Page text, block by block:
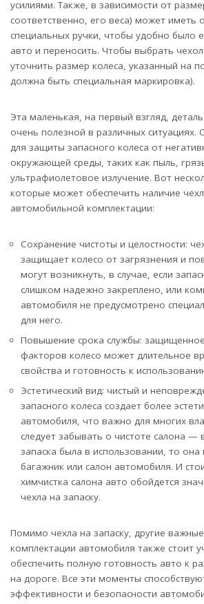
усилиями. Также, в зависимости от
соответственно, его веса) может иметь
специальных ручки, чтобы удобно было
авто и переносить. Чтобы выбрать
уточнить размер колеса, указанный на
должна быть специальная маркировка).
Эта маленькая, на первый взгляд,
очень полезной в различных ситуациях.
для защиты запасного колеса от
окружающей среды, таких как пыль,
ультрафиолетовое излучение. Вот
которые может обеспечить наличие
автомобильной комплектации:
Сохранение чистоты и целостности:
защищает колесо от загрязнения и
могут возникнуть, в случае, если
слишком надежно закреплено, или
автомобиля не предусмотрено
для него.
Повышение срока службы:
факторов колесо может длительное
свойства и готовность к
Эстетический вид: чистый и
запасного колеса создает более
автомобиля, что важно для многих
следует забывать о чистоте салона —
запаска была в использовании, то
багажник или салон автомобиля. И
химчистка салона авто обойдется
чехла на запаску.
Помимо чехла на запаску, другие
комплектации автомобиля также стоит
обеспечить полную готовность авто к
на дороге. Все эти моменты
эффективности и безопасности